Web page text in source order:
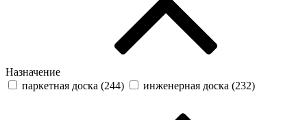
Назначение
паркетная доска (244) инженерная доска (232)